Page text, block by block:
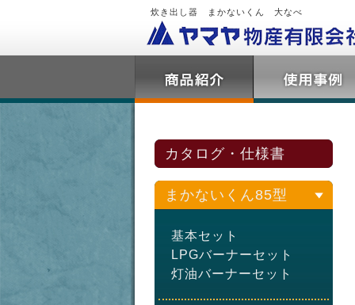
炊き出し器 まかないくん 大なべ
カタログ・仕様書
まかないくん85型
基本セット
LPGバーナーセット
灯油バーナーセット